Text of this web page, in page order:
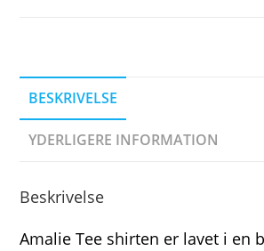
BESKRIVELSE
YDERLIGERE INFORMATION
Beskrivelse
Amalie Tee shirten er lavet i en